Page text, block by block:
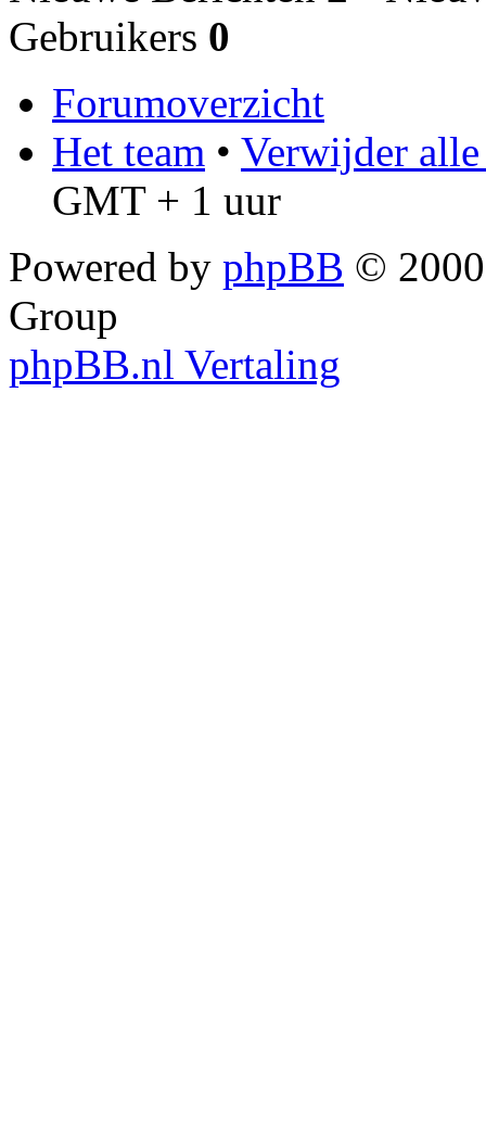
Gebruikers 0
Forumoverzicht
Het team • Verwijder
GMT + 1 uur
Powered by phpBB ©
Group
phpBB.nl Vertaling